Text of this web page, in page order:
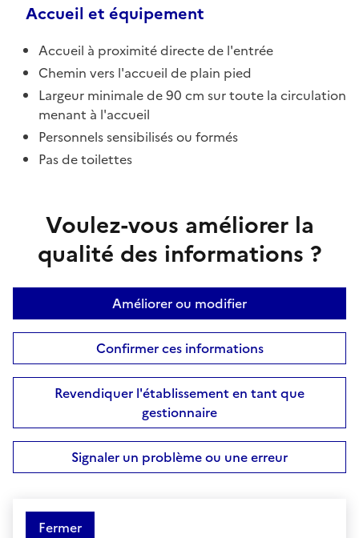
Accueil et équipement
Accueil à proximité directe de l'entrée
Chemin vers l'accueil de plain pied
Largeur minimale de 90 cm sur toute la circulation
menant à l'accueil
Personnels sensibilisés ou formés
Pas de toilettes
Voulez-vous améliorer la
qualité des informations ?
Améliorer ou modifier
Confirmer ces informations
Revendiquer l'établissement en tant que
gestionnaire
Signaler un problème ou une erreur
Fermer